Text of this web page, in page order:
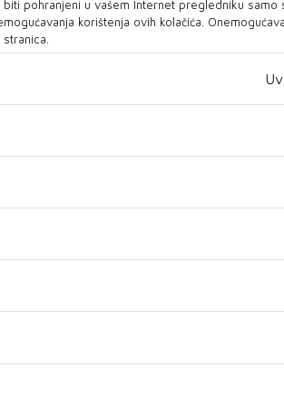
s pjevačicom. "Ona je
rekao je. Otkrio je i
se morate uštipnuti da
je i njezinu radnu etiku,
čak i kada su
prva velika televizijska
pojavljivanja u seriji "Will &
koju je stvorio Seth Rogen,
koji pokušava opstati u
i biznis, piše
pohranjeni u vašem Internet pregledniku samo
korištenja ovih kolačića.